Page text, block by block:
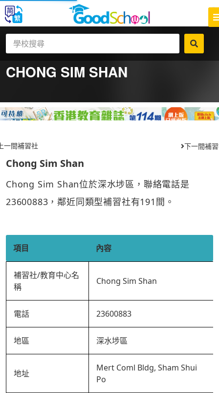
CHONG SIM SHAN
一間補習社 下一間補
Chong Sim Shan
Chong Sim Shan位於深水埗區，聯絡電話是
23600883，鄰近同類型補習社有191間。
項目 內容
補習社/教育中心名
稱
Chong Sim Shan
電話 23600883
地區 深水埗區
地址
Mert Coml Bldg, Sham Shui
Po